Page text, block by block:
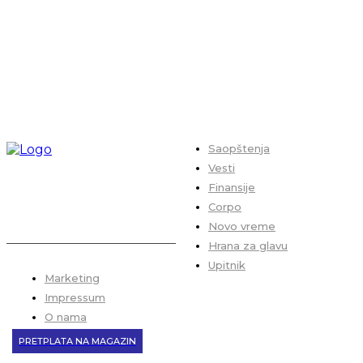
Saopštenja
Vesti
Finansije
Corpo
Novo vreme
Hrana za glavu
Upitnik
Marketing
Impressum
O nama
PRETPLATA NA MAGAZIN